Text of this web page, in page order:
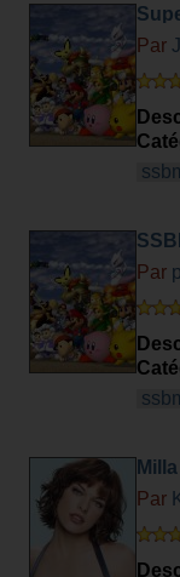
Par
Par
Par